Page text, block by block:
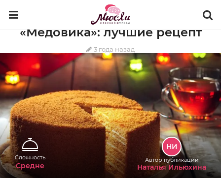
ДЕСЕРТЫ
Как сделать крем для
«Медовика»: лучшие рецепт
3 года назад
Сложность
Средне
Автор публикации
Наталья Ильюхина
НИ